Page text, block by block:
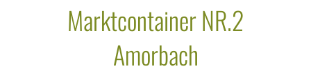
Marktcontainer NR.2
Amorbach